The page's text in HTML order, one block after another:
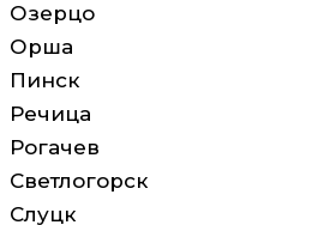
Озерцо
Орша
Пинск
Речица
Рогачев
Светлогорск
Слуцк